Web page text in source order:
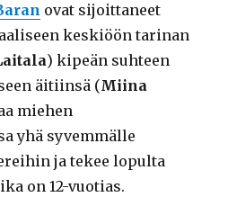
ovat sijoittaneet
keskiöön tarinan
) kipeän suhteen
äitiinsä (Miina
miehen
yhä syvemmälle
ja tekee lopulta
on 12-vuotias.